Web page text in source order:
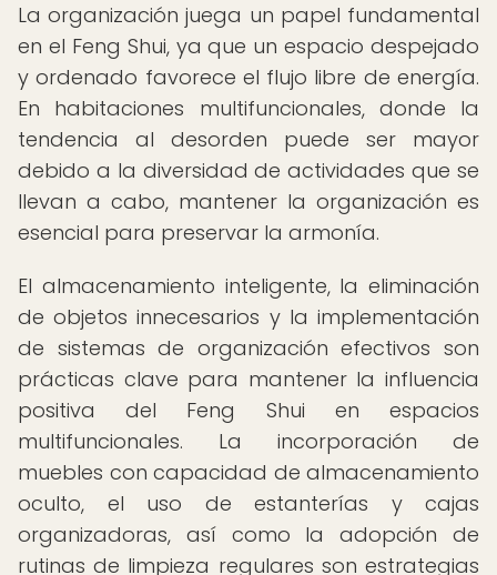
La organización juega un papel fundamental
en el Feng Shui, ya que un espacio despejado
y ordenado favorece el flujo libre de energía.
En habitaciones multifuncionales, donde la
tendencia al desorden puede ser mayor
debido a la diversidad de actividades que se
llevan a cabo, mantener la organización es
esencial para preservar la armonía.
El almacenamiento inteligente, la eliminación
de objetos innecesarios y la implementación
de sistemas de organización efectivos son
prácticas clave para mantener la influencia
positiva del Feng Shui en espacios
multifuncionales. La incorporación de
muebles con capacidad de almacenamiento
oculto, el uso de estanterías y cajas
organizadoras, así como la adopción de
rutinas de limpieza regulares son estrategias